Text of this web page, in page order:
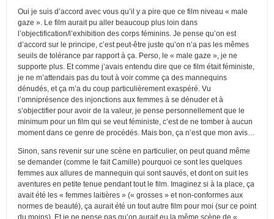
Oui je suis d’accord avec vous qu’il y a pire que ce film niveau « male
gaze ». Le film aurait pu aller beaucoup plus loin dans
l’objectification/l’exhibition des corps féminins. Je pense qu’on est
d’accord sur le principe, c’est peut-être juste qu’on n’a pas les mêmes
seuils de tolérance par rapport à ça. Perso, le « male gaze », je ne
supporte plus. Et comme j’avais entendu dire que ce film était féministe,
je ne m’attendais pas du tout à voir comme ça des mannequins
dénudés, et ça m’a du coup particulièrement exaspéré. Vu
l’omniprésence des injonctions aux femmes à se dénuder et à
s’objectifier pour avoir de la valeur, je pense personnellement que le
minimum pour un film qui se veut féministe, c’est de ne tomber à aucun
moment dans ce genre de procédés. Mais bon, ça n’est que mon avis…
Sinon, sans revenir sur une scène en particulier, on peut quand même
se demander (comme le fait Camille) pourquoi ce sont les quelques
femmes aux allures de mannequin qui sont sauvés, et dont on suit les
aventures en petite tenue pendant tout le film. Imaginez si à la place, ça
avait été les « femmes laitières » (« grosses » et non-conformes aux
normes de beauté), ça aurait été un tout autre film pour moi (sur ce point
du moins). Et je ne pense pas qu’on aurait eu la même scène de «